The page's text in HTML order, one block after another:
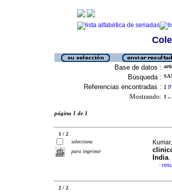
Base de datos :
Búsqueda :
Referencias encontradas : 2 [
Mostrando: 1 ..
página 1 de 1
1 / 2
selecciona
para imprimir
India.
·
2 / 2